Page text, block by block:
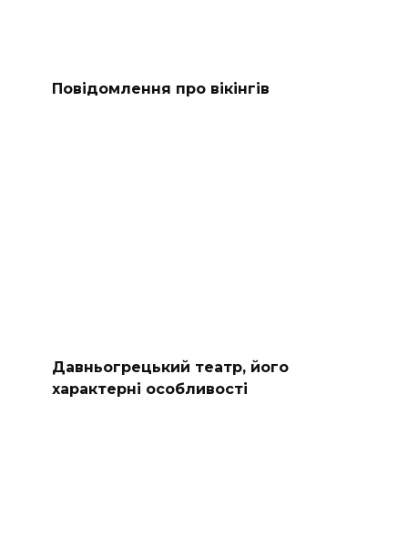
Повідомлення про вікінгів
Давньогрецький театр, його
характерні особливості